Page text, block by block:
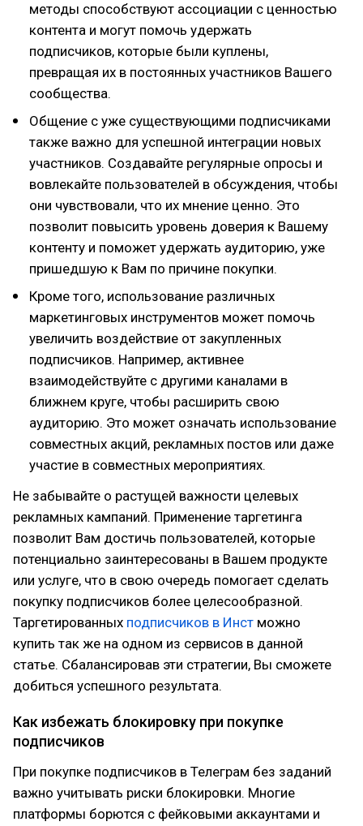
методы способствуют ассоциации с ценностью
контента и могут помочь удержать
подписчиков, которые были куплены,
превращая их в постоянных участников Вашего
сообщества.
Общение с уже существующими подписчиками
также важно для успешной интеграции новых
участников. Создавайте регулярные опросы и
вовлекайте пользователей в обсуждения, чтобы
они чувствовали, что их мнение ценно. Это
позволит повысить уровень доверия к Вашему
контенту и поможет удержать аудиторию, уже
пришедшую к Вам по причине покупки.
Кроме того, использование различных
маркетинговых инструментов может помочь
увеличить воздействие от закупленных
подписчиков. Например, активнее
взаимодействуйте с другими каналами в
ближнем круге, чтобы расширить свою
аудиторию. Это может означать использование
совместных акций, рекламных постов или даже
участие в совместных мероприятиях.
Не забывайте о растущей важности целевых
рекламных кампаний. Применение таргетинга
позволит Вам достичь пользователей, которые
потенциально заинтересованы в Вашем продукте
или услуге, что в свою очередь помогает сделать
покупку подписчиков более целесообразной.
Таргетированных подписчиков в Инст можно
купить так же на одном из сервисов в данной
статье. Сбалансировав эти стратегии, Вы сможете
добиться успешного результата.
Как избежать блокировку при покупке
подписчиков
При покупке подписчиков в Телеграм без заданий
важно учитывать риски блокировки. Многие
платформы борются с фейковыми аккаунтами и